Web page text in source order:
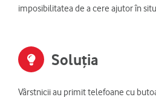
imposibilitatea de a cere ajutor în
Soluția
Vârstnicii au primit telefoane cu